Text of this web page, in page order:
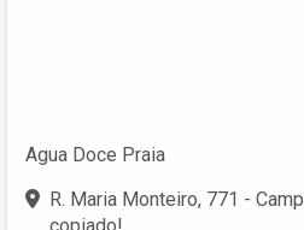
Agua Doce Praia
R. Maria Monteiro, 771 -
copiado!